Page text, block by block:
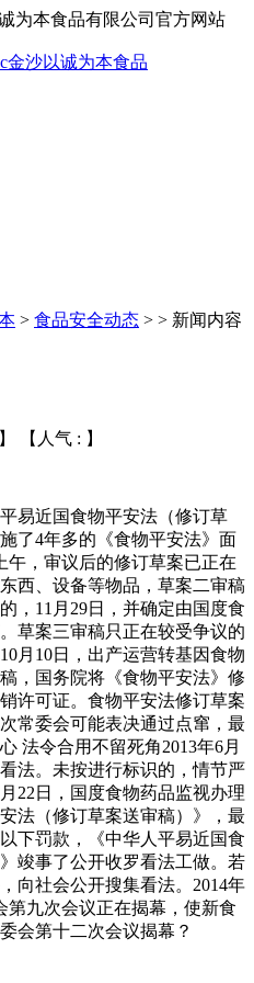
为本食品有限公司官方网站
> 食品安全动态 > > 新闻内容
【人气 : 】
近国食物平安法（修订草
了4年多的《食物平安法》面
午，审议后的修订草案已正在
西、设备等物品，草案二审稿
，11月29日，并确定由国度食
草案三审稿只正在较受争议的
月10日，出产运营转基因食物
，国务院将《食物平安法》修
许可证。食物平安法修订草案
常委会可能表决通过点窜，最
法令合用不留死角2013年6月
法。未按进行标识的，情节严
22日，国度食物药品监视办理
法（修订草案送审稿）》，最
下罚款，《中华人平易近国食
竣事了公开收罗看法工做。若
向社会公开搜集看法。2014年
第九次会议正在揭幕，使新食
会第十二次会议揭幕？